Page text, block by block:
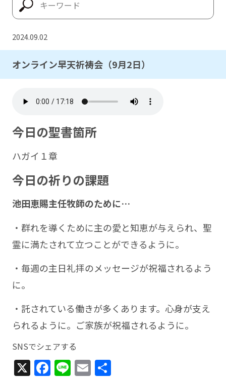
2024.09.02
オンライン早天祈祷会（9月2日）
今日の聖書箇所
ハガイ１章
今日の祈りの課題
池田恵賜主任牧師のために…
・群れを導くために主の愛と知恵が与えられ、聖
霊に満たされて立つことができるように。
・毎週の主日礼拝のメッセージが祝福されるよう
に。
・託されている働きが多くあります。心身が支え
られるように。ご家族が祝福されるように。
SNSでシェアする
X Facebook
LineEmail
共